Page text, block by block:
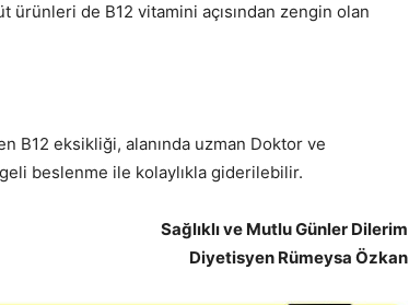
ürünleri de B12 vitamini açısından zengin olan
B12 eksikliği, alanında uzman Doktor ve
beslenme ile kolaylıkla giderilebilir.
Sağlıklı ve Mutlu Günler Dilerim
Diyetisyen Rümeysa Özkan